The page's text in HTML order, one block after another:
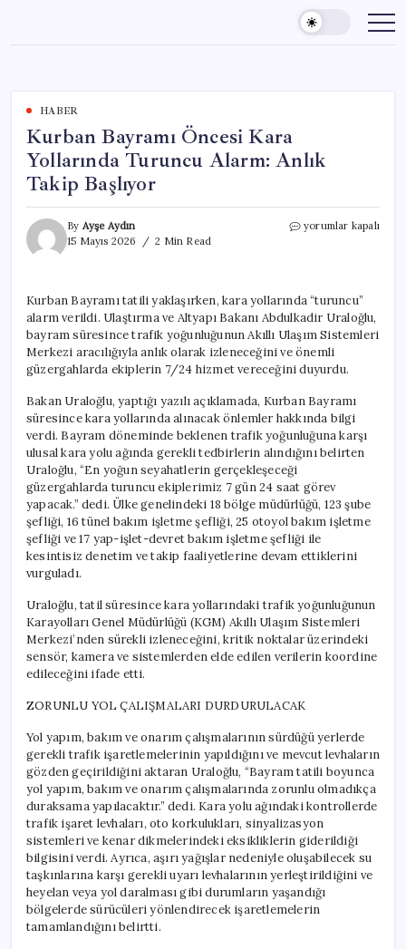
content
HABER
Kurban Bayramı Öncesi Kara
Yollarında Turuncu Alarm: Anlık
Takip Başlıyor
By Ayşe Aydın
15 Mayıs 2026
2 Min Read
Kurban
Turuncu
Alarm:
Anlık
Takip
Başlıyor
için
yorumlar kapalı
Kurban Bayramı tatili yaklaşırken, kara yollarında “turuncu”
alarm verildi. Ulaştırma ve Altyapı Bakanı Abdulkadir Uraloğlu,
bayram süresince trafik yoğunluğunun Akıllı Ulaşım Sistemleri
Merkezi aracılığıyla anlık olarak izleneceğini ve önemli
güzergahlarda ekiplerin 7/24 hizmet vereceğini duyurdu.
Bakan Uraloğlu, yaptığı yazılı açıklamada, Kurban Bayramı
süresince kara yollarında alınacak önlemler hakkında bilgi
verdi. Bayram döneminde beklenen trafik yoğunluğuna karşı
ulusal kara yolu ağında gerekli tedbirlerin alındığını belirten
Uraloğlu, “En yoğun seyahatlerin gerçekleşeceği
güzergahlarda turuncu ekiplerimiz 7 gün 24 saat görev
yapacak.” dedi. Ülke genelindeki 18 bölge müdürlüğü, 123 şube
şefliği, 16 tünel bakım işletme şefliği, 25 otoyol bakım işletme
şefliği ve 17 yap-işlet-devret bakım işletme şefliği ile
kesintisiz denetim ve takip faaliyetlerine devam ettiklerini
vurguladı.
Uraloğlu, tatil süresince kara yollarındaki trafik yoğunluğunun
Karayolları Genel Müdürlüğü (KGM) Akıllı Ulaşım Sistemleri
Merkezi’nden sürekli izleneceğini, kritik noktalar üzerindeki
sensör, kamera ve sistemlerden elde edilen verilerin koordine
edileceğini ifade etti.
ZORUNLU YOL ÇALIŞMALARI DURDURULACAK
Yol yapım, bakım ve onarım çalışmalarının sürdüğü yerlerde
gerekli trafik işaretlemelerinin yapıldığını ve mevcut levhaların
gözden geçirildiğini aktaran Uraloğlu, “Bayram tatili boyunca
yol yapım, bakım ve onarım çalışmalarında zorunlu olmadıkça
duraksama yapılacaktır.” dedi. Kara yolu ağındaki kontrollerde
trafik işaret levhaları, oto korkulukları, sinyalizasyon
sistemleri ve kenar dikmelerindeki eksikliklerin giderildiği
bilgisini verdi. Ayrıca, aşırı yağışlar nedeniyle oluşabilecek su
taşkınlarına karşı gerekli uyarı levhalarının yerleştirildiğini ve
heyelan veya yol daralması gibi durumların yaşandığı
bölgelerde sürücüleri yönlendirecek işaretlemelerin
tamamlandığını belirtti.